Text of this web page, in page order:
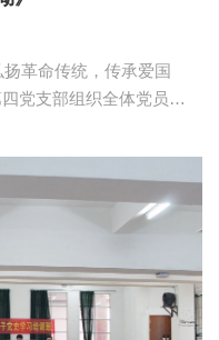
革命传统，传承爱国
党支部组织全体党员重
了抗美援朝战争长津湖
民志愿军凭借英勇顽
世界战争史上的奇迹。
史学习教育 “教材”。
难、不畏生死的革
下。大家纷纷表示，